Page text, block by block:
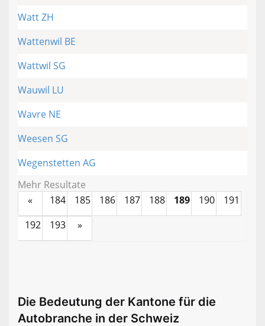
Watt ZH
Wattenwil BE
Wattwil SG
Wauwil LU
Wavre NE
Weesen SG
Wegenstetten AG
Mehr Resultate
«
184 185 186 187 188 189 190
191
192
193 »
Die Bedeutung der Kantone für die
Autobranche in der Schweiz